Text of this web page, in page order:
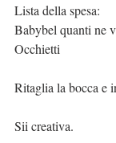
Lista della spesa:
Babybel quanti ne
Occhietti
Ritaglia la bocca e
Sii creativa.